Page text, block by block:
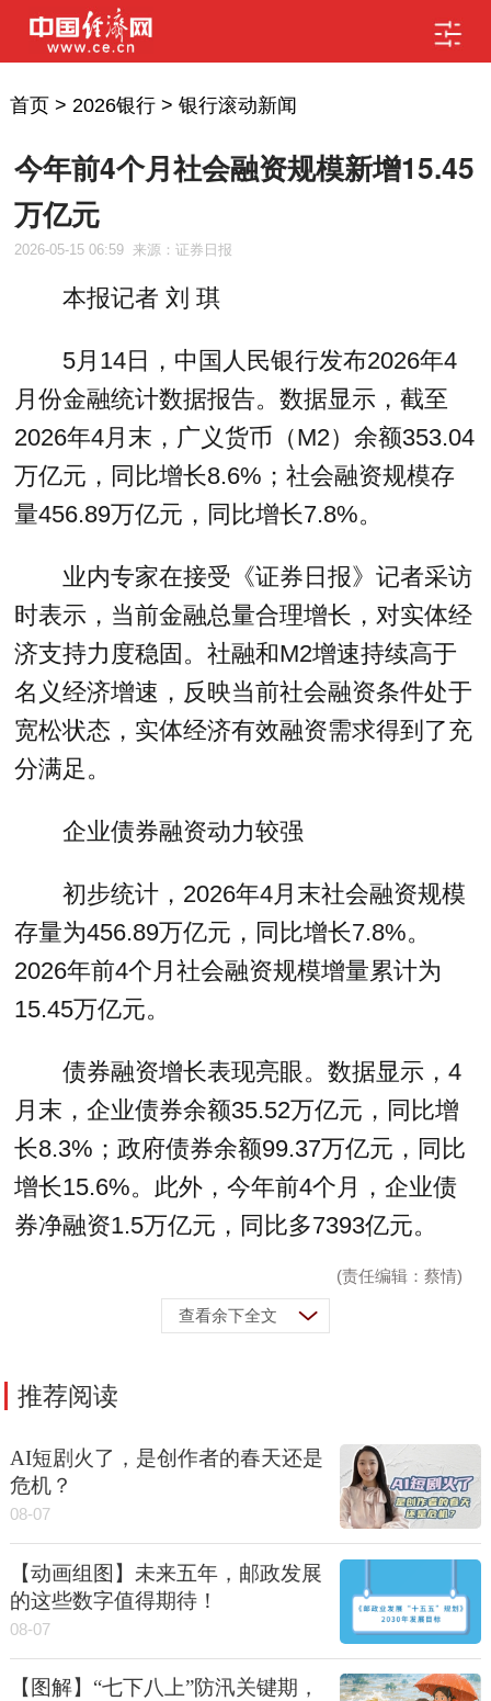
首页> 2026银行> 银行滚动新闻
今年前4个月社会融资规模新增15.45
万亿元
2026-05-15 06:59 来源：证券日报
本报记者 刘 琪
5月14日，中国人民银行发布2026年4
月份金融统计数据报告。数据显示，截至
2026年4月末，广义货币（M2）余额353.04
万亿元，同比增长8.6%；社会融资规模存
量456.89万亿元，同比增长7.8%。
业内专家在接受《证券日报》记者采访
时表示，当前金融总量合理增长，对实体经
济支持力度稳固。社融和M2增速持续高于
名义经济增速，反映当前社会融资条件处于
宽松状态，实体经济有效融资需求得到了充
分满足。
企业债券融资动力较强
初步统计，2026年4月末社会融资规模
存量为456.89万亿元，同比增长7.8%。
2026年前4个月社会融资规模增量累计为
15.45万亿元。
债券融资增长表现亮眼。数据显示，4
月末，企业债券余额35.52万亿元，同比增
长8.3%；政府债券余额99.37万亿元，同比
增长15.6%。此外，今年前4个月，企业债
券净融资1.5万亿元，同比多7393亿元。
(责任编辑：蔡情)
查看余下全文
推荐阅读
AI短剧火了，是创作者的春天还是
危机？
08-07
【动画组图】未来五年，邮政发展
的这些数字值得期待！
08-07
【图解】“七下八上”防汛关键期，